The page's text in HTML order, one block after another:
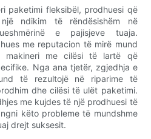
paketimi fleksibël, prodhuesi që
ndikim të rëndësishëm në
e pajisjeve tuaja.
me reputacion të mirë mund
me cilësi të lartë që
Nga ana tjetër, zgjedhja e
të rezultojë në riparime të
dhe cilësi të ulët paketimi.
me kujdes të një prodhuesi të
këto probleme të mundshme
drejt suksesit.